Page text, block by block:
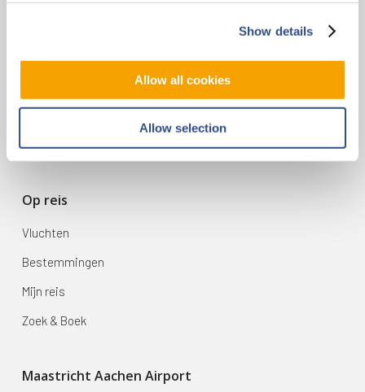
Show details
Allow all cookies
Allow selection
6199 AD Maastricht Airport
infodesk@maa.nl
Op reis
Vluchten
Bestemmingen
Mijn reis
Zoek & Boek
Maastricht Aachen Airport